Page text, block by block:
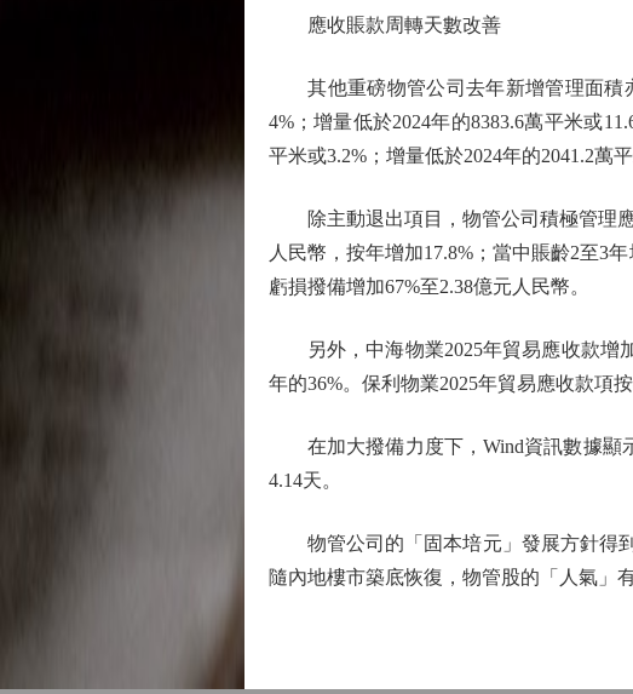
應收賬款周轉天數改善
其他重磅物管公司去年新增管理面積亦
4%；增量低於2024年的8383.6萬平米或
平米或3.2%；增量低於2024年的2041.2萬平
除主動退出項目，物管公司積極管理應
人民幣，按年增加17.8%；當中賬齡2至3
虧損撥備增加67%至2.38億元人民幣。
另外，中海物業2025年貿易應收款增加
年的36%。保利物業2025年貿易應收款項
在加大撥備力度下，Wind資訊數據顯示
4.14天。
物管公司的「固本培元」發展方針得到
隨內地樓市築底恢復，物管股的「人氣」